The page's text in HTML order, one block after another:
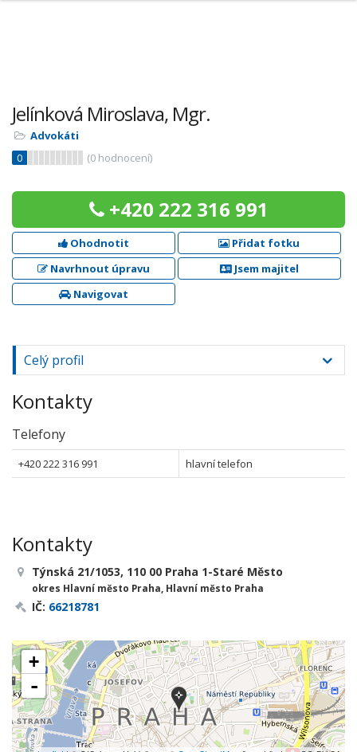
Jelínková Miroslava, Mgr.
Advokáti
0
(0 hodnocení)
+420 222 316 991
Ohodnotit
Přidat fotku
Navrhnout úpravu
Jsem majitel
Navigovat
Celý profil
Kontakty
Telefony
+420 222 316 991 hlavní telefon
Kontakty
Týnská 21/1053, 110 00 Praha 1-Staré Město
okres Hlavní město Praha, Hlavní město Praha
IČ: 66218781
+
-